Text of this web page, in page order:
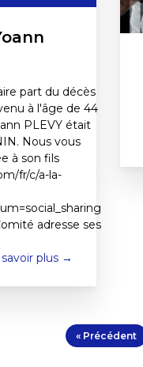
part du décès
à l'âge de 44
PLEVY était
Nous vous
à son fils
fr/c/a-la-
adresse ses
savoir plus →
« Précédent